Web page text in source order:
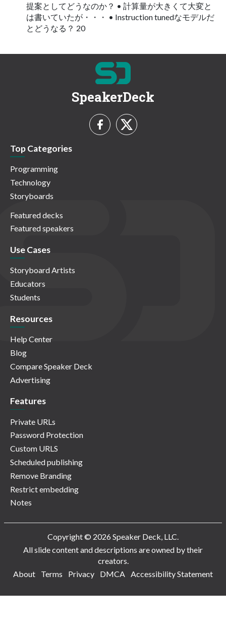
提案としてどうなのか？ • 計算量が大きくて大変と
は書いていたが・・・ • Instruction tunedなモデルだ
とどうなる？ 20
SpeakerDeck
Top Categories
Programming
Technology
Storyboards
Featured decks
Featured speakers
Use Cases
Storyboard Artists
Educators
Students
Resources
Help Center
Blog
Compare Speaker Deck
Advertising
Features
Private URLs
Password Protection
Custom URLS
Scheduled publishing
Remove Branding
Restrict embedding
Notes
Copyright © 2026 Speaker Deck, LLC.
All slide content and descriptions are owned by their
creators.
About
Terms Privacy DMCA Accessibility Statement